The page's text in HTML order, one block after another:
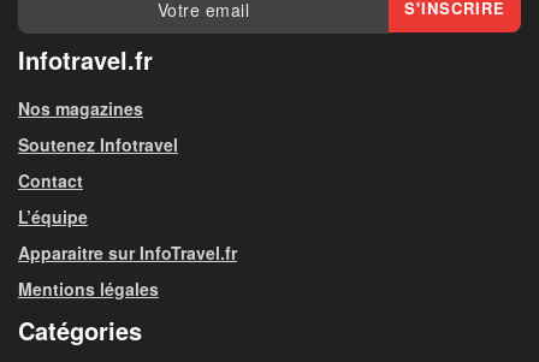
Infotravel.fr
Nos magazines
Soutenez Infotravel
Contact
L’équipe
Apparaitre sur InfoTravel.fr
Mentions légales
Catégories